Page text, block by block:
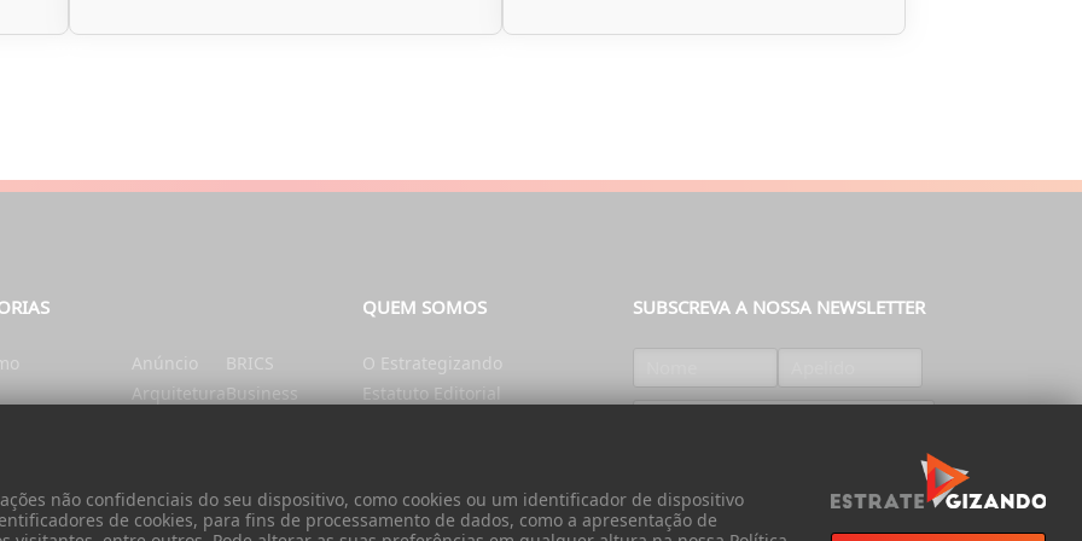
não confidenciais do seu dispositivo, como cookies ou um identificador de dispositivo
de cookies, para fins de processamento de dados, como a apresentação de
Anúncio
Arquitetura
BRICS
Business
Cidadania
QUEM SOMOS
O Estrategizando
Estatuto Editorial
SUBSCREVA A NOSSA NEWSLETTER
SUBSCREVER